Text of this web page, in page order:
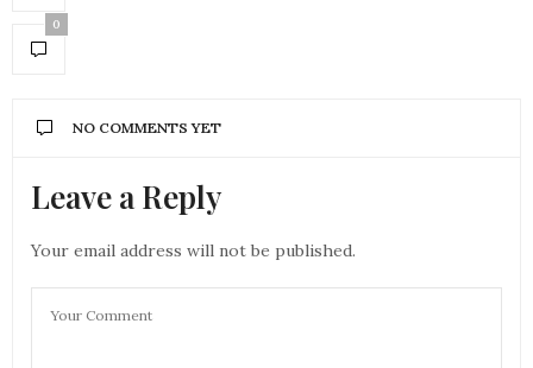
0
NO COMMENTS YET
Leave a Reply
Your email address will not be published.